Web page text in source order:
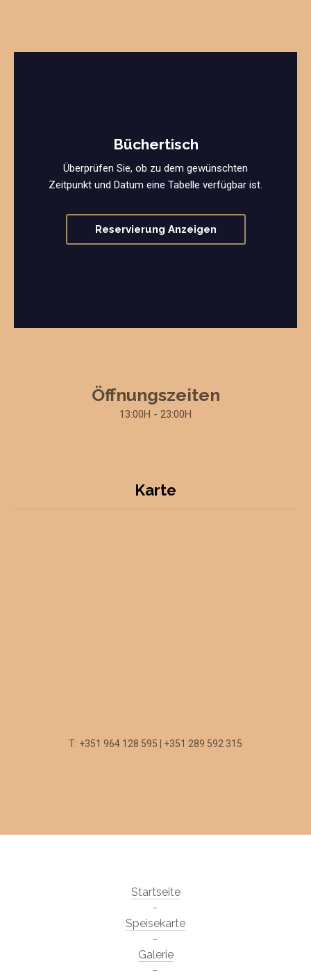
Büchertisch
Überprüfen Sie, ob zu dem gewünschten
Zeitpunkt und Datum eine Tabelle verfügbar ist.
Reservierung Anzeigen
Öffnungszeiten
13:00H - 23:00H
Karte
T: +351 964 128 595 | +351 289 592 315
Startseite
Speisekarte
Galerie